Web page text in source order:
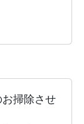
掃除させ